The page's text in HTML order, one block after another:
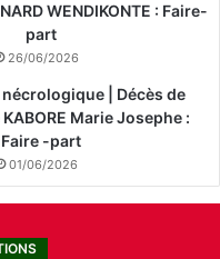
WENDIKONTE : Faire-
part
26/06/2026
| Décès de
Marie Josephe :
Faire -part
01/06/2026